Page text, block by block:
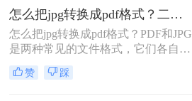
能，将这些以jpg图片格式储存的文
件，转变为PDF格式文件，这样文件
内容的位置就可以固定，编辑处理也
更加方便。下文我们就将介绍jpg图片
怎么转换成pdf的方法，也许可以帮助
到你。
怎么把jpg转换成pdf格式？二种方法分享给你！
怎么把jpg转换成pdf格式？PDF和JPG
是两种常见的文件格式，它们各自有
自己的应用场景和优势。PDF格式通
常用于创建和共享文档，因为它可以
赞 踩